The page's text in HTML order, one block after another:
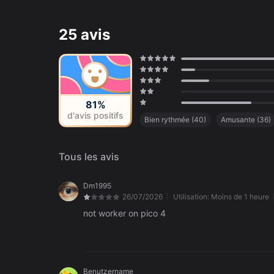
25 avis
81%
d'avis positifs
Bien rythmée (40) Amusante (36)
Tous les avis
Dm1995
26/07/2026
Utilisation: Moins de 1 heure
not worker on pico 4
Benutzername